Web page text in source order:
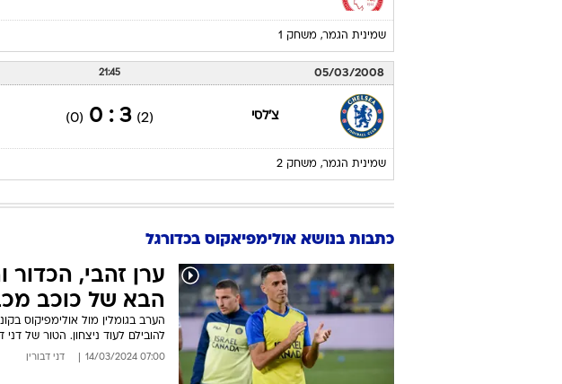
שמינית הגמר, משחק 1
05/03/2008
21:45
צ'לסי (2)
3 : 0
(0)
שמינית הגמר, משחק 2
כתבות בנושא אולימפיאקוס בכדורגל
ערן זהבי,
הבא של כוכב
להובילם לעוד ניצחון. הטור של דני
07:00 14/03/2024 דני דבורין